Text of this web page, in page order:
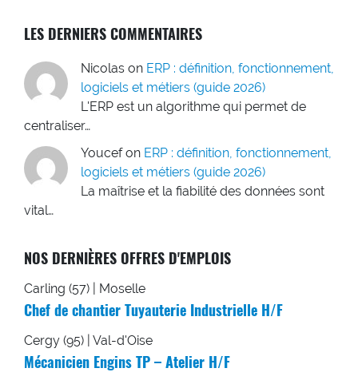
LES DERNIERS COMMENTAIRES
Nicolas on ERP : définition, fonctionnement,
logiciels et métiers (guide 2026)
L'ERP est un algorithme qui permet de
centraliser…
Youcef on ERP : définition, fonctionnement,
logiciels et métiers (guide 2026)
La maîtrise et la fiabilité des données sont
vital…
NOS DERNIÈRES OFFRES D'EMPLOIS
Carling (57) | Moselle
Chef de chantier Tuyauterie Industrielle H/F
Cergy (95) | Val-d'Oise
Mécanicien Engins TP – Atelier H/F